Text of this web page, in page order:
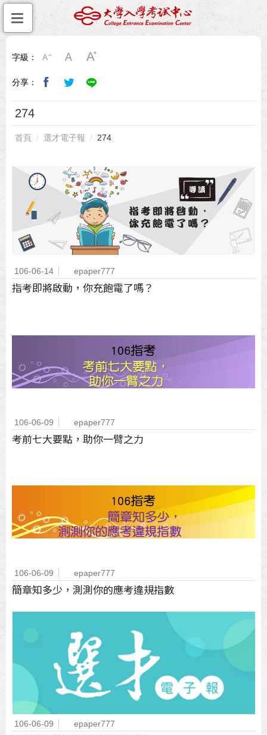
字級：
分享：
274
首頁 選才電子報 274
106-06-14 epaper777
指考即將啟動，你充飽電了嗎？
106-06-09 epaper777
考前七大要點，助你一臂之力
106-06-09 epaper777
簡章知多少，測測你的應考違規指數
106-06-09 epaper777